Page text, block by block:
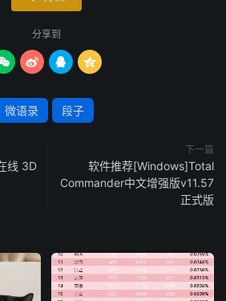
分享到
  
微语录 段子
线 3D
下一篇
软件推荐[Windows]Total
Commander中文增强版v11.57
正式版